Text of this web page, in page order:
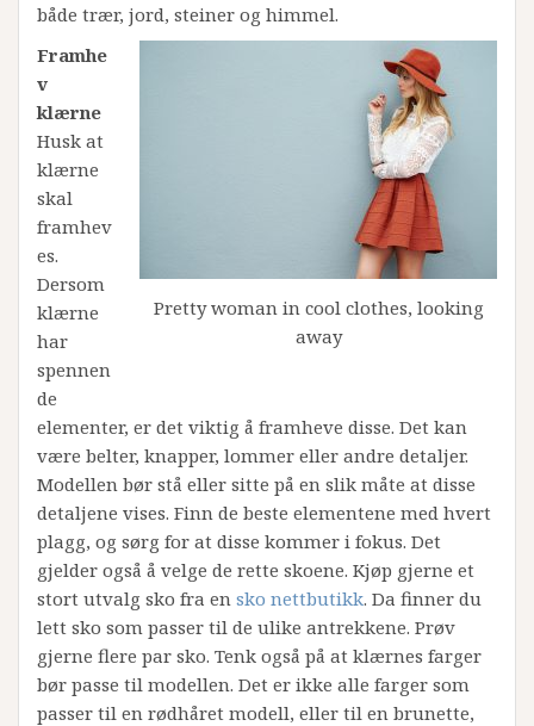
både trær, jord, steiner og himmel.
Pretty woman in cool clothes, looking
away
Framhe
v
klærne
Husk at
klærne
skal
framhev
es.
Dersom
klærne
har
spennen
de
elementer, er det viktig å framheve disse. Det kan
være belter, knapper, lommer eller andre detaljer.
Modellen bør stå eller sitte på en slik måte at disse
detaljene vises. Finn de beste elementene med hvert
plagg, og sørg for at disse kommer i fokus. Det
gjelder også å velge de rette skoene. Kjøp gjerne et
stort utvalg sko fra en sko nettbutikk. Da finner du
lett sko som passer til de ulike antrekkene. Prøv
gjerne flere par sko. Tenk også på at klærnes farger
bør passe til modellen. Det er ikke alle farger som
passer til en rødhåret modell, eller til en brunette,